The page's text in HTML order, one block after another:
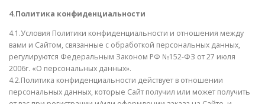
4.Политика конфиденциальности
4.1.Условия Политики конфиденциальности и отношения между
вами и Сайтом, связанные с обработкой персональных данных,
регулируются Федеральным Законом РФ №152-ФЗ от 27 июля
2006г. «О персональных данных».
4.2.Политика конфиденциальности действует в отношении
персональных данных, которые Сайт получил или может получить